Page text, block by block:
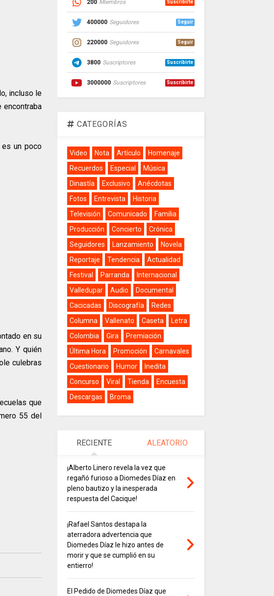
incluso le
encontraba
es un poco
en su
Y quién
culebras
que
55 del
200 Miembros Suscribirte
400000 Seguidores Seguir
220000 Seguidores Seguir
3800 Suscriptores Suscribirte
3000000 Suscriptores Suscribirte
CATEGORÍAS
Video Nota Artículo
Homenaje
Recuerdos
Especial
Música
Dinastía
Exclusivo
Anécdotas
Fotos
Entrevista
Historia
Televisión
Comunicado
Familia
Producción
Concierto
Crónica
Seguidores
Lanzamiento
Novela
Reportaje
Tendencia
Actualidad
Festival
Parranda
Internacional
Valledupar
Audio
Documental
Cacicadas
Discografía
Redes
Columna
Vallenato Caseta
Letra
Colombia
Gira
Premiación
Última Hora
Promoción
Carnavales
Cuestionario
Humor
Inedita
Concurso
Viral Tienda
Encuesta
Descargas
Broma
RECIENTE ALEATORIO
¡Alberto Linero revela la vez que
regañó furioso a Diomedes Díaz en
pleno bautizo y la inesperada
respuesta del Cacique!
¡Rafael Santos destapa la
aterradora advertencia que
Diomedes Díaz le hizo antes de
morir y que se cumplió en su
entierro!
El Pedido de Diomedes Díaz que